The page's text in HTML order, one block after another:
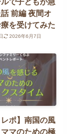
前編 夜間オ
を受けてみた
2026年6月7日
レポ】南国の風
マのための極